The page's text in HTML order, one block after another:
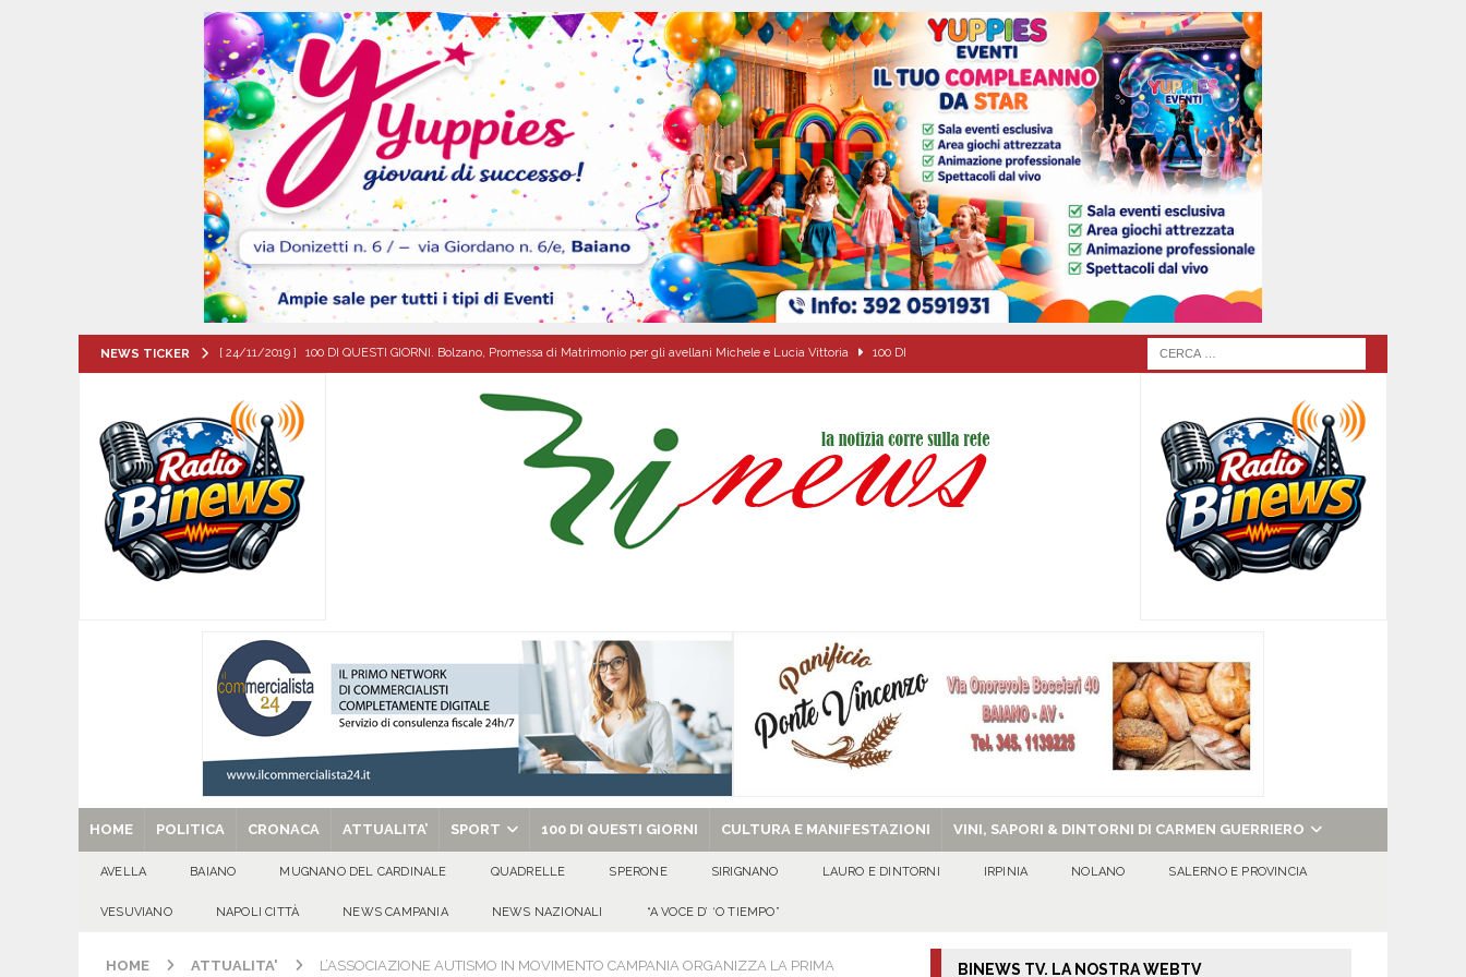
NEWS TICKER [ 07/08/2026 ] Santa Filomena: una storia di fede che vive da oltre due secoli ATTUALITA'
Il comune di Meta di Sorrento stipula protolocco d’intesa con la guardia Agroforestale Italiana
CITTA'
[ 06/08/2026 ] Mugnano del Cardinale, Iolanda Prisco è la nuova agente della Polizia Municipale ATTUALITA'
[ 06/08/2026 ] Lutto ad Avella: è scomparso il dott. Domenico Amato, aveva 85 anni AVELLA
[ 06/08/2026 ] Brusciano dà il benvenuto all’Agosto Antoniano Bruscianese: al via il conto alla rovescia per la 151ª Festa dei
Gigli
[ 24/11/2019 ] 100 DI QUESTI GIORNI. Bolzano, Promessa di Matrimonio per gli avellani Michele e Lucia Vittoria
QUESTI GIORNI
HOME POLITICA CRONACA ATTUALITA’ SPORT 100 DI QUESTI GIORNI CULTURA E MANIFESTAZIONI VINI, SAPORI & DINTORNI DI CARMEN GUERRIERO
AVELLA BAIANO MUGNANO DEL CARDINALE QUADRELLE SPERONE SIRIGNANO LAURO E DINTORNI IRPINIA NOLANO SALERNO E PROVINCIA
VESUVIANO NAPOLI CITTÀ NEWS CAMPANIA NEWS NAZIONALI “A VOCE D’ ‘O TIEMPO”
HOME ATTUALITA' L’ASSOCIAZIONE AUTISMO IN MOVIMENTO CAMPANIA ORGANIZZA LA PRIMA BINEWS TV. LA NOSTRA WEBTV